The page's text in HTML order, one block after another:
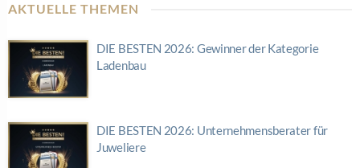
AKTUELLE THEMEN
DIE BESTEN 2026: Gewinner der Kategorie
Ladenbau
DIE BESTEN 2026: Unternehmensberater für
Juweliere